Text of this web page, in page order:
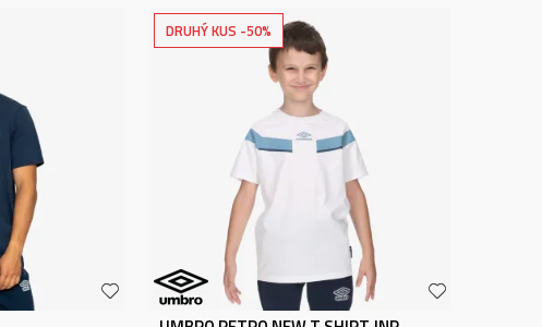
DRUHÝ KUS -50%